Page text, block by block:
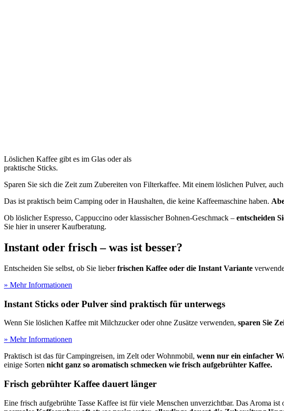
Löslichen Kaffee gibt es im Glas oder als
praktische Sticks.
Sparen Sie sich die Zeit zum Zubereiten von Filterkaffee. Mit einem löslichen Pulver,
Das ist praktisch beim Camping oder in Haushalten, die keine Kaffeemaschine haben.
Ob löslicher Espresso, Cappuccino oder klassischer Bohnen-Geschmack – entscheiden
Sie hier in unserer Kaufberatung.
Instant oder frisch – was ist besser?
Entscheiden Sie selbst, ob Sie lieberfrischen Kaffee oder die Instant Variante
» Mehr Informationen
Instant Sticks oder Pulver sind praktisch für unterwegs
Wenn Sie löslichen Kaffee mit Milchzucker oder ohne Zusätze verwenden, sparen Sie
» Mehr Informationen
Praktisch ist das für Campingreisen, im Zelt oder Wohnmobil, wenn nur ein einfacher
einige Sorten nicht ganz so aromatisch schmecken wie frisch aufgebrühter Kaffee.
Frisch gebrühter Kaffee dauert länger
Eine frisch aufgebrühte Tasse Kaffee ist für viele Menschen unverzichtbar. Das Aroma